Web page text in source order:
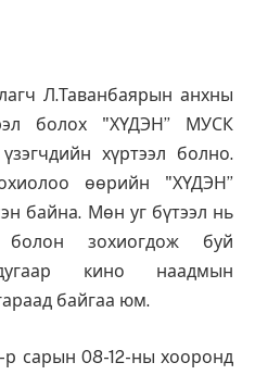
Л.Таванбаярын анхны
болох "ХҮДЭН” МУСК
хүртээл болно.
өөрийн "ХҮДЭН”
байна. Мөн уг бүтээл нь
зохиогдож буй
кино наадмын
байгаа юм.
р сарын 08-12-ны хооронд